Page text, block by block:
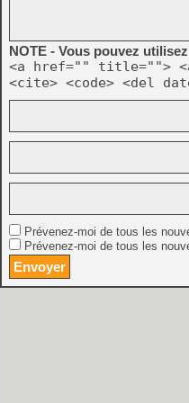
NOTE - Vous pouvez
<a href="" title="">
<cite> <code> <del
Prévenez-moi de tous les
Prévenez-moi de tous les